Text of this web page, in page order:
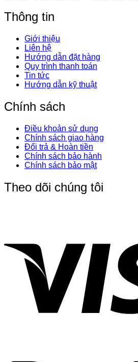
Thông tin
Giới thiệu
Liên hệ
Hướng dẫn đặt hàng
Quy trình thanh toán
Tin tức
Hướng dẫn kỹ thuật
Chính sách
Điều khoản sử dụng
Chính sách giao hàng
Đổi trả & Hoàn tiền
Chính sách bảo hành
Chính sách bảo mật
Theo dõi chúng tôi